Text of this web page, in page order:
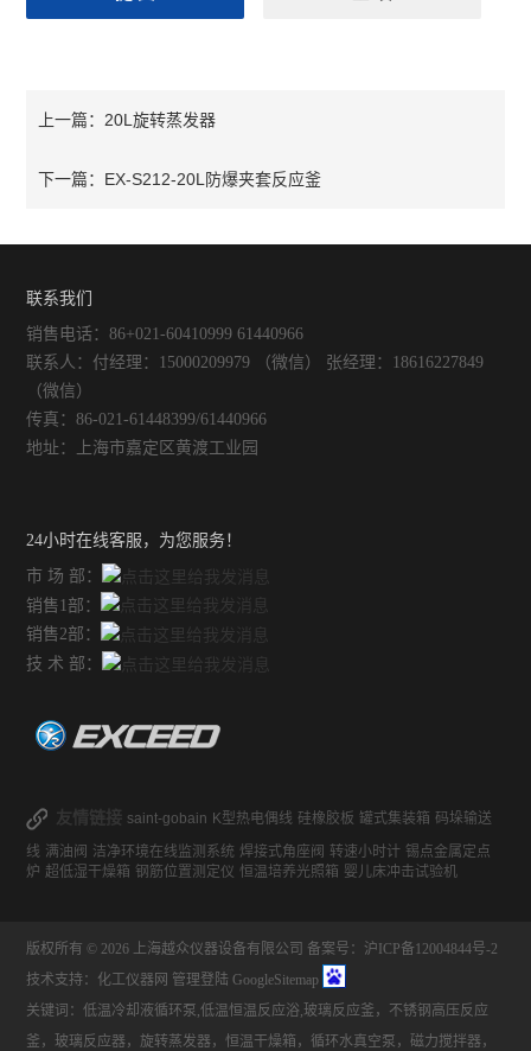
上一篇： 20L旋转蒸发器
下一篇： EX-S212-20L防爆夹套反应釜
联系我们
销售电话：86+021-60410999 61440966
联系人：付经理：15000209979 （微信） 张经理：18616227849
（微信）
传真：86-021-61448399/61440966
地址：上海市嘉定区黄渡工业园
24小时在线客服，为您服务！
市 场 部：
销售1部：
销售2部：
技 术 部：
友情链接 saint-gobain K型热电偶线 硅橡胶板 罐式集装箱 码垛输送
线 满油阀 洁净环境在线监测系统 焊接式角座阀 转速小时计 锡点金属定点
炉 超低湿干燥箱 钢筋位置测定仪 恒温培养光照箱 婴儿床冲击试验机
版权所有 © 2026 上海越众仪器设备有限公司 备案号：沪ICP备12004844号-2
技术支持： 化工仪器网 管理登陆 GoogleSitemap
关键词：低温冷却液循环泵,低温恒温反应浴,玻璃反应釜，不锈钢高压反应
釜，玻璃反应器，旋转蒸发器，恒温干燥箱，循环水真空泵，磁力搅拌器，